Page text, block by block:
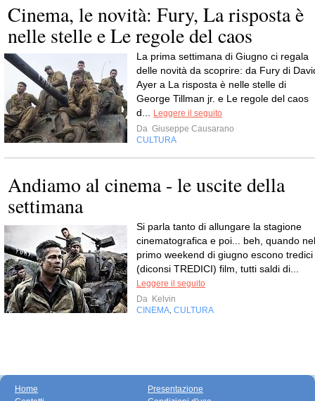
Cinema, le novità: Fury, La risposta è
nelle stelle e Le regole del caos
La prima settimana di Giugno ci regala
delle novità da scoprire: da Fury di
Ayer a La risposta è nelle stelle di
George Tillman jr. e Le regole del caos
d...
Leggere il seguito
Da Giuseppe Causarano
CULTURA
Andiamo al cinema - le uscite della
settimana
Si parla tanto di allungare la stagione
cinematografica e poi... beh, quando nel
primo weekend di giugno escono tredici
(diconsi TREDICI) film, tutti saldi di...
Leggere il seguito
Da Kelvin
CINEMA CULTURA
Home
Presentazione